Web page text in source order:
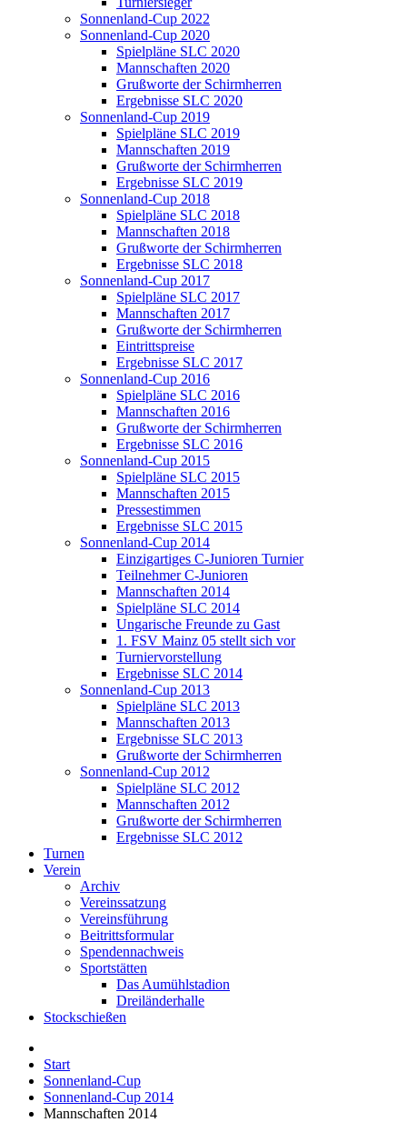
Sonnenland-Cup 2022
Sonnenland-Cup 2020
Spielpläne SLC 2020
Mannschaften 2020
Grußworte der Schirmherren
Ergebnisse SLC 2020
Sonnenland-Cup 2019
Spielpläne SLC 2019
Mannschaften 2019
Grußworte der Schirmherren
Ergebnisse SLC 2019
Sonnenland-Cup 2018
Spielpläne SLC 2018
Mannschaften 2018
Grußworte der Schirmherren
Ergebnisse SLC 2018
Sonnenland-Cup 2017
Spielpläne SLC 2017
Mannschaften 2017
Grußworte der Schirmherren
Eintrittspreise
Ergebnisse SLC 2017
Sonnenland-Cup 2016
Spielpläne SLC 2016
Mannschaften 2016
Grußworte der Schirmherren
Ergebnisse SLC 2016
Sonnenland-Cup 2015
Spielpläne SLC 2015
Mannschaften 2015
Pressestimmen
Ergebnisse SLC 2015
Sonnenland-Cup 2014
Einzigartiges C-Junioren Turnier
Teilnehmer C-Junioren
Mannschaften 2014
Spielpläne SLC 2014
Ungarische Freunde zu Gast
1. FSV Mainz 05 stellt sich vor
Turniervorstellung
Ergebnisse SLC 2014
Sonnenland-Cup 2013
Spielpläne SLC 2013
Mannschaften 2013
Ergebnisse SLC 2013
Grußworte der Schirmherren
Sonnenland-Cup 2012
Spielpläne SLC 2012
Mannschaften 2012
Grußworte der Schirmherren
Ergebnisse SLC 2012
Turnen
Verein
Archiv
Vereinssatzung
Vereinsführung
Beitrittsformular
Spendennachweis
Sportstätten
Das Aumühlstadion
Dreiländerhalle
Stockschießen
Start
Sonnenland-Cup
Sonnenland-Cup 2014
Mannschaften 2014